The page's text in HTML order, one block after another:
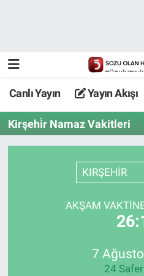
Canlı Yayın Yayın Akışı
Kirşehi̇r Namaz Vakitleri
KIRŞEHİR
AKŞAM
7
24
TV 5 Ekranı ve Arşiv